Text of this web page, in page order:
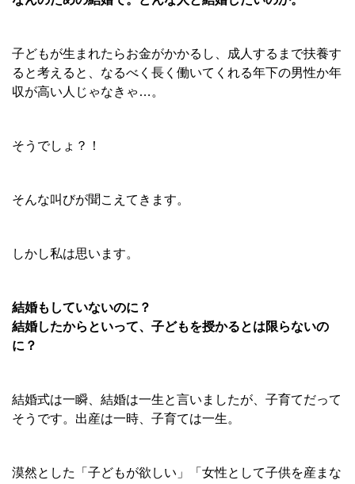
子どもが生まれたらお金がかかるし、成人するまで扶養す
ると考えると、なるべく長く働いてくれる年下の男性か年
収が高い人じゃなきゃ…。
そうでしょ？！
そんな叫びが聞こえてきます。
しかし私は思います。
結婚もしていないのに？
結婚したからといって、子どもを授かるとは限らないの
に？
結婚式は一瞬、結婚は一生と言いましたが、子育てだって
そうです。出産は一時、子育ては一生。
漠然とした「子どもが欲しい」「女性として子供を産まな